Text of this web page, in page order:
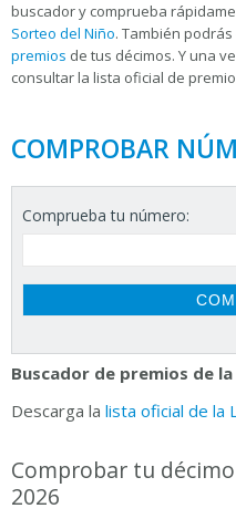
buscador y comprueba
Sorteo del Niño. También
premios de tus décimos. Y una
consultar la lista oficial de
COMPROBAR
Comprueba tu número:
Buscador de premios de
Descarga la lista oficial de la
Comprobar tu
2026